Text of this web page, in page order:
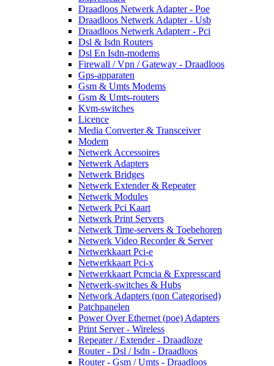
Draadloos Netwerk Adapter - Poe
Draadloos Netwerk Adapter - Usb
Draadloos Netwerk Adapterr - Pci
Dsl & Isdn Routers
Dsl En Isdn-modems
Firewall / Vpn / Gateway - Draadloos
Gps-apparaten
Gsm & Umts Modems
Gsm & Umts-routers
Kvm-switches
Licence
Media Converter & Transceiver
Modem
Netwerk Accessoires
Netwerk Adapters
Netwerk Bridges
Netwerk Extender & Repeater
Netwerk Modules
Netwerk Pci Kaart
Netwerk Print Servers
Netwerk Time-servers & Toebehoren
Netwerk Video Recorder & Server
Netwerkkaart Pci-e
Netwerkkaart Pci-x
Netwerkkaart Pcmcia & Expresscard
Netwerk-switches & Hubs
Network Adapters (non Categorised)
Patchpanelen
Power Over Ethernet (poe) Adapters
Print Server - Wireless
Repeater / Extender - Draadloze
Router - Dsl / Isdn - Draadloos
Router - Gsm / Umts - Draadloos